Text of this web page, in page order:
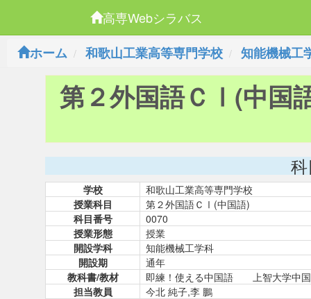
高専Webシラバス
ホーム
和歌山工業高等専門学校 知能機械工
第２外国語ＣⅠ(中国
学校
和歌山工業高等専門学校
授業科目
第２外国語ＣⅠ(中国語)
科目番号
0070
授業形態
授業
開設学科
知能機械工学科
開設期
通年
教科書/教材
即練！使える中国語 上智大学中国
担当教員
今北 純子,李 鵬